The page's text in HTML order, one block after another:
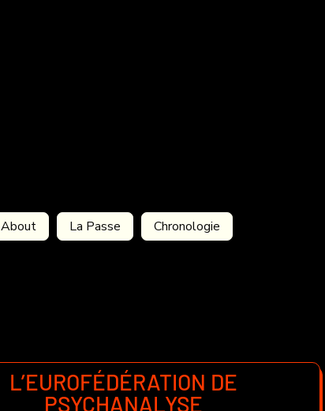
About La Passe Chronologie
L’EUROFÉDÉRATION DE
PSYCHANALYSE